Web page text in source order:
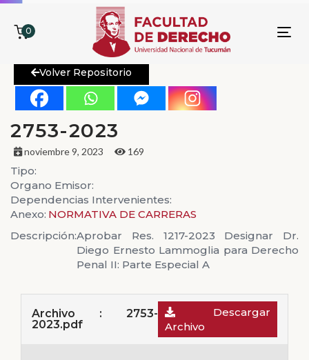
0
Volver Repositorio
2753-2023
noviembre 9, 2023 169
Tipo:
Organo Emisor:
Dependencias Intervenientes:
Anexo: NORMATIVA DE CARRERAS
Descripción:Aprobar Res. 1217-2023 Designar Dr.
Diego Ernesto Lammoglia para Derecho
Penal II: Parte Especial A
Archivo : 2753-
2023.pdf
Descargar
Archivo